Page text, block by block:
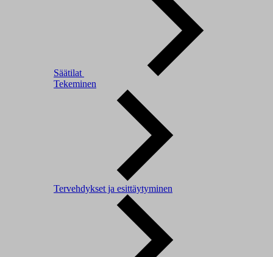
Säätilat
Tekeminen
Tervehdykset ja esittäytyminen